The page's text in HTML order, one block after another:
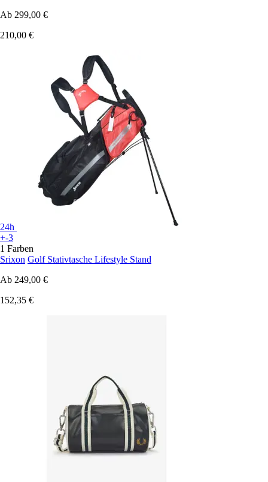
Ab 299,00 €
210,00 €
24h
+-3
1 Farben
Srixon Golf Stativtasche Lifestyle Stand
Ab 249,00 €
152,35 €